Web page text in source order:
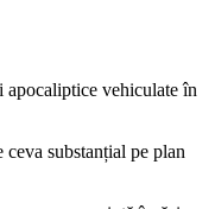
apocaliptice vehiculate în
substanțial pe plan